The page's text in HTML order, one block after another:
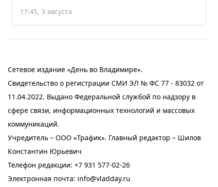
17:45, 3 августа
Сетевое издание «День во Владимире».
Свидетельство о регистрации СМИ ЭЛ № ФС 77 - 83032 от
11.04.2022. Выдано Федеральной службой по надзору в
сфере связи, информационных технологий и массовых
коммуникаций.
Учредитель – ООО «Трафик». Главный редактор – Шилов
Константин Юрьевич
Телефон редакции: +7 931 577-02-26
Электронная почта: info@vladday.ru